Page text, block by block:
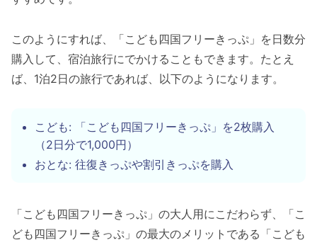
このようにすれば、「こども四国フリーきっぷ」を日数分
購入して、宿泊旅行にでかけることもできます。たとえ
ば、1泊2日の旅行であれば、以下のようになります。
こども: 「こども四国フリーきっぷ」を2枚購入
（2日分で1,000円）
おとな: 往復きっぷや割引きっぷを購入
「こども四国フリーきっぷ」の大人用にこだわらず、「こ
ども四国フリーきっぷ」の最大のメリットである「こども